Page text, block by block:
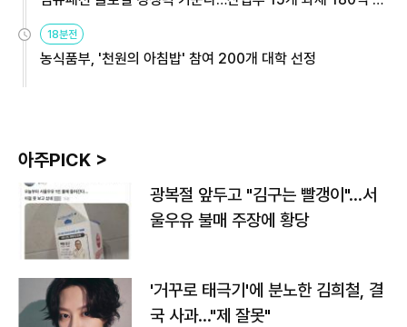
18분전
농식품부, '천원의 아침밥' 참여 200개 대학 선정
아주PICK >
광복절 앞두고 "김구는 빨갱이"…서
울우유 불매 주장에 황당
'거꾸로 태극기'에 분노한 김희철, 결
국 사과…"제 잘못"